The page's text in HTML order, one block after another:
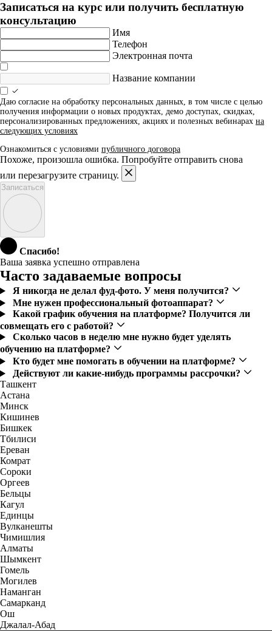
Записаться на курс или получить бесплатную
консультацию
Имя
Телефон
Электронная почта
Название компании
Даю согласие на обработку персональных данных, в том числе с целью
получения информации о новых продуктах, демо доступах, скидках,
персонализированных предложениях, акциях и полезных вебинарах на
следующих условиях
Ознакомиться с условиями публичного договора
Похоже, произошла ошибка. Попробуйте отправить снова
или перезагрузите страницу.
Записаться
Спасибо!
Ваша заявка успешно отправлена
Часто задаваемые вопросы
Я никогда не делал фуд-фото. У меня получится?
Мне нужен профессиональный фотоаппарат?
Какой график обучения на платформе? Получится ли
совмещать его с работой?
Сколько часов в неделю мне нужно будет уделять
обучению на платформе?
Кто будет мне помогать в обучении на платформе?
Действуют ли какие-нибудь программы рассрочки?
Ташкент
Астана
Минск
Кишинев
Бишкек
Тбилиси
Ереван
Комрат
Сороки
Оргеев
Бельцы
Кагул
Единцы
Вулканешты
Чимишлия
Алматы
Шымкент
Гомель
Могилев
Наманган
Самарканд
Ош
Джалал-Абад